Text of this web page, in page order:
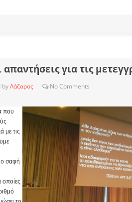
για τις
byΛάζαρος No Comments
που
με τις
σαφή
οποίες